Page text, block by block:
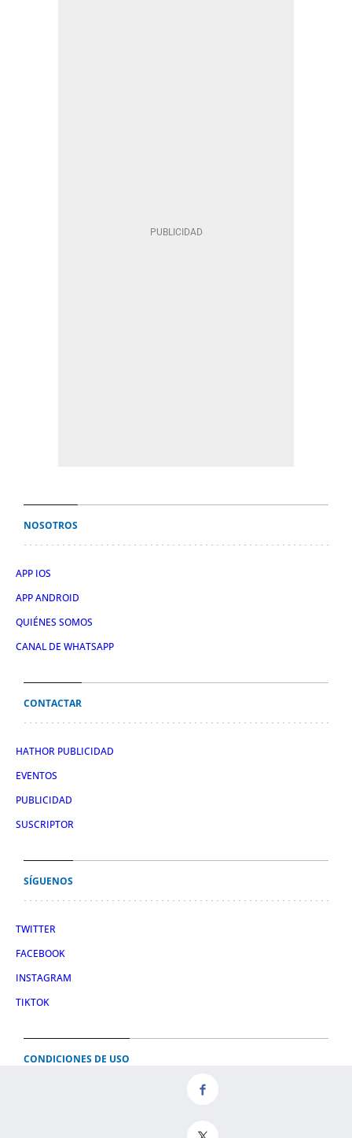
NOSOTROS
APP IOS
APP ANDROID
QUIÉNES SOMOS
CANAL DE WHATSAPP
CONTACTAR
HATHOR PUBLICIDAD
EVENTOS
PUBLICIDAD
SUSCRIPTOR
SÍGUENOS
TWITTER
FACEBOOK
INSTAGRAM
TIKTOK
CONDICIONES DE USO